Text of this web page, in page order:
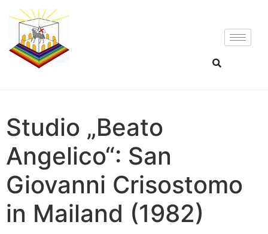
Studio „Beato
Angelico“: San
Giovanni Crisostomo
in Mailand (1982)